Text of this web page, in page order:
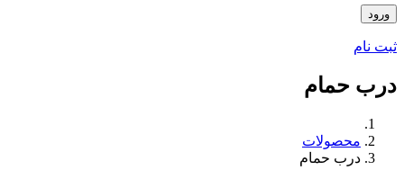
ثبت نام
درب حمام
محصولات
درب حمام